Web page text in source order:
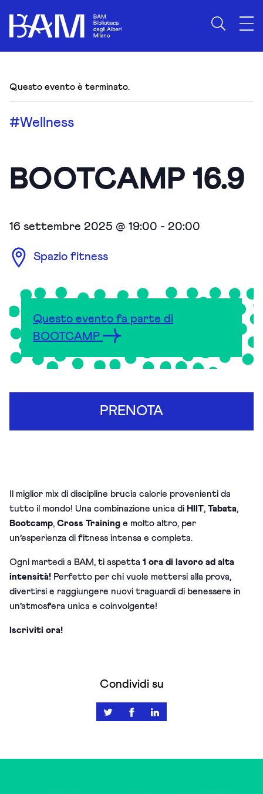
Questo evento è terminato.
#Wellness
BOOTCAMP 16.9
Il miglior mix di discipline brucia calorie provenienti da
tutto il mondo! Una combinazione unica di HIIT, Tabata,
Bootcamp, Cross Training e molto altro, per
un’esperienza di fitness intensa e completa.
Ogni martedì a BAM, ti aspetta 1 ora di lavoro ad alta
intensità! Perfetto per chi vuole mettersi alla prova,
divertirsi e raggiungere nuovi traguardi di benessere in
un’atmosfera unica e coinvolgente!
Iscriviti ora!
16 settembre 2025 @ 19:00 - 20:00
Spazio fitness
Questo evento fa parte di
BOOTCAMP
PRENOTA
Condividi su